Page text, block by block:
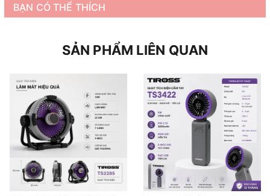
BẠN CÓ THỂ THÍCH
SẢN PHẨM LIÊN QUAN